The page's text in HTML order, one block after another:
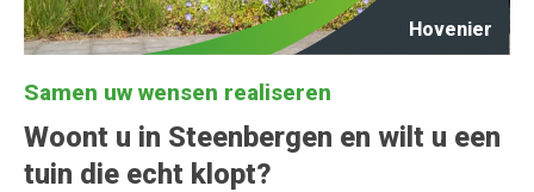
Hovenier
Samen uw wensen realiseren
Woont u in Steenbergen en wilt u een
tuin die echt klopt?